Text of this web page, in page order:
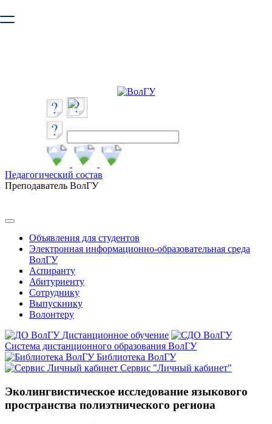
безопасную работу с сайтом. Пожалуйста
Педагогический состав
Преподаватель ВолГУ
Объявления для студентов
Электронная информационно-образовательная среда
ВолГУ
Аспиранту
Абитуриенту
Сотруднику
Выпускнику
Волонтеру
Дистанционное обучение
Система дистанционного образования ВолГУ
Библиотека ВолГУ
Сервис "Личный кабинет"
Эколингвистическое исследование языкового
пространства полиэтнического региона